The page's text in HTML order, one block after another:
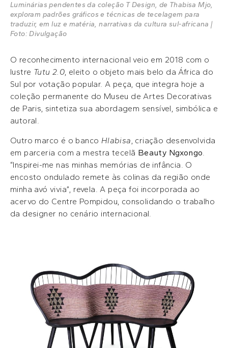
Luminárias pendentes da coleção T Design, de Thabisa Mjo,
exploram padrões gráficos e técnicas de tecelagem para
traduzir, em luz e matéria, narrativas da cultura sul-africana |
Foto: Divulgação
O reconhecimento internacional veio em 2018 com o
lustre Tutu 2.0, eleito o objeto mais belo da África do
Sul por votação popular. A peça, que integra hoje a
coleção permanente do Museu de Artes Decorativas
de Paris, sintetiza sua abordagem sensível, simbólica e
autoral.
Outro marco é o banco Hlabisa , criação desenvolvida
em parceria com a mestra tecelã Beauty Ngxongo
“Inspirei-me nas minhas memórias de infância. O
encosto ondulado remete às colinas da região onde
minha avó vivia”, revela. A peça foi incorporada ao
acervo do Centre Pompidou, consolidando o trabalho
da designer no cenário internacional.